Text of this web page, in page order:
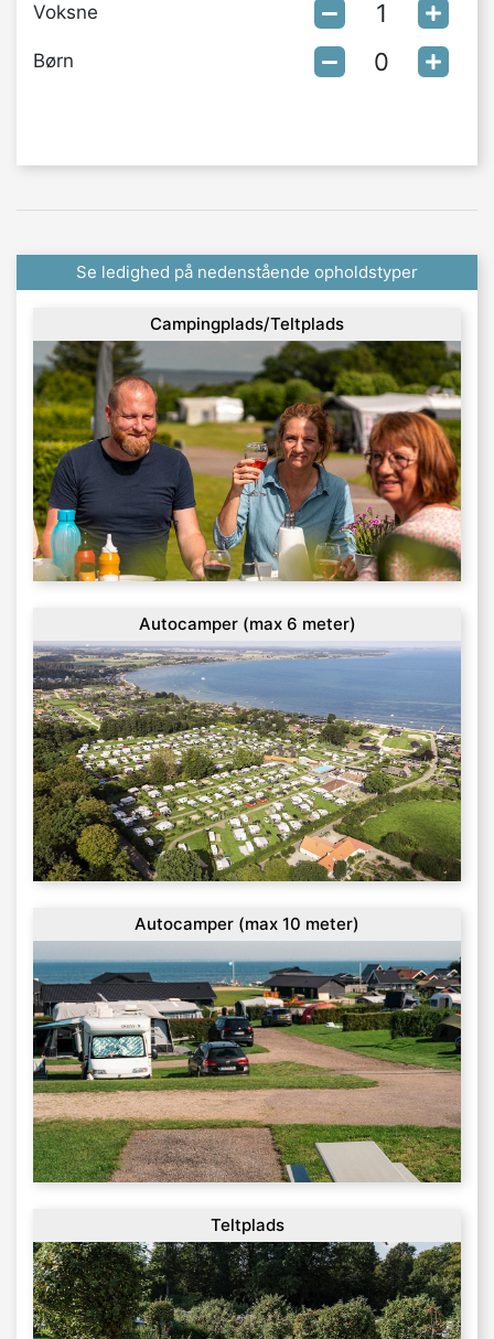
Voksne
Børn
Se ledighed på nedenstående opholdstyper
Campingplads/Teltplads
Autocamper (max 6 meter)
Autocamper (max 10 meter)
Teltplads